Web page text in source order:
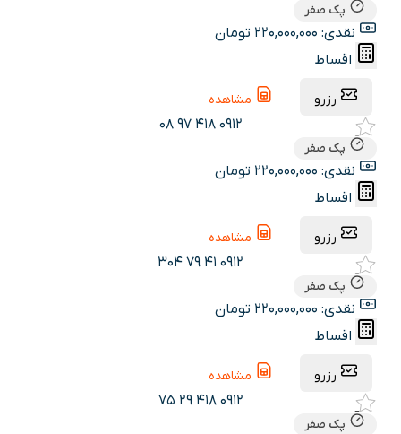
پک صفر
نقدی: 220,000,000 تومان
اقساط
رزرو مشاهده
0912 418 97 08
پک صفر
نقدی: 220,000,000 تومان
اقساط
رزرو مشاهده
0912 41 79 304
پک صفر
نقدی: 220,000,000 تومان
اقساط
رزرو مشاهده
0912 418 29 75
پک صفر